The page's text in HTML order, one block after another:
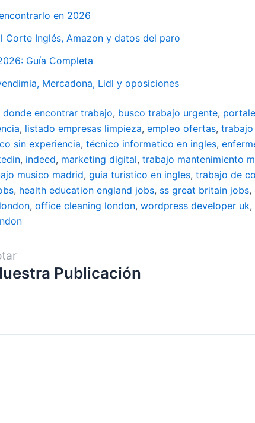
en 2026
Corte Inglés, Amazon y datos del paro
Guía Completa
Mercadona, Lidl y oposiciones
donde encontrar trabajo, busco trabajo urgente,
, listado empresas limpieza, empleo ofertas,
sin experiencia, técnico informatico en ingles,
, indeed, marketing digital, trabajo mantenimiento
musico madrid, guia turistico en ingles, trabajo de
, health education england jobs, ss great britain jobs,
, office cleaning london, wordpress developer uk,
Publicación